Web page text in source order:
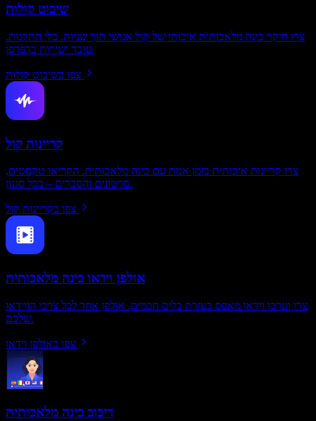
שיבוט קולות
צרו חיקוי בינה מלאכותית איכותי של קול אנושי תוך שניות. בלי התקנות.
עובד ישירות בדפדפן.
צפו בשיבוט קולות
קריינות קול
צרו קריינות איכותית בזמן אמת עם בינה מלאכותית. הקריאו טקסטים,
סרטונים והסברים – בכל סגנון.
צפו בקריינות קול
אולפן וידאו בינה מלאכותית
צרו וערכו וידאו מאפס בעזרת כלים חכמים. אולפן אחד לכל צרכי הווידאו
שלכם.
צפו באולפן וידאו
דיבוב בינה מלאכותית